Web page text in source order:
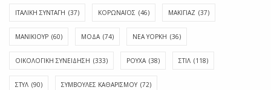
ΙΤΑΛΙΚΗ ΣΥΝΤΑΓΗ (37) ΚΟΡΩΝΑΪΟΣ (46) ΜΑΚΙΓΙΑΖ (37)
ΜΑΝΙΚΙΟΥΡ (60) ΜΟΔΑ (74) ΝΕΑ ΥΟΡΚΗ (36)
ΟΙΚΟΛΟΓΙΚΗ ΣΥΝΕΙΔΗΣΗ (333) ΡΟΥΧΑ (38) ΣΤΙΛ (118)
ΣΤΥΛ (90) ΣΥΜΒΟΥΛΕΣ ΚΑΘΑΡΙΣΜΟΥ (72)